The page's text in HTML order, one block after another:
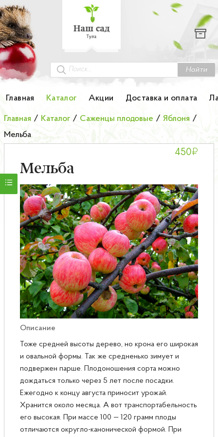
Найти
Главная Каталог Акции Доставка и оплата
Каталог
Гортензии
Грунты
Колоновидные деревья
Лук-севок
Малина
Мини-деревья
НОВИНКА Английские и Японские розы
Саженцы плодовые
Сирень
Главная / Каталог / Саженцы плодовые / Яблоня /
Мельба
Мельба
450₽
Описание
Тоже средней высоты дерево, но крона его широкая
и овальной формы. Так же средненько зимует и
подвержен парше. Плодоношения сорта можно
дождаться только через 5 лет после посадки.
Ежегодно к концу августа приносит урожай.
Хранится около месяца. А вот транспортабельность
его высокая. При массе 100 — 120 грамм плоды
отличаются округло-канонической формой. При